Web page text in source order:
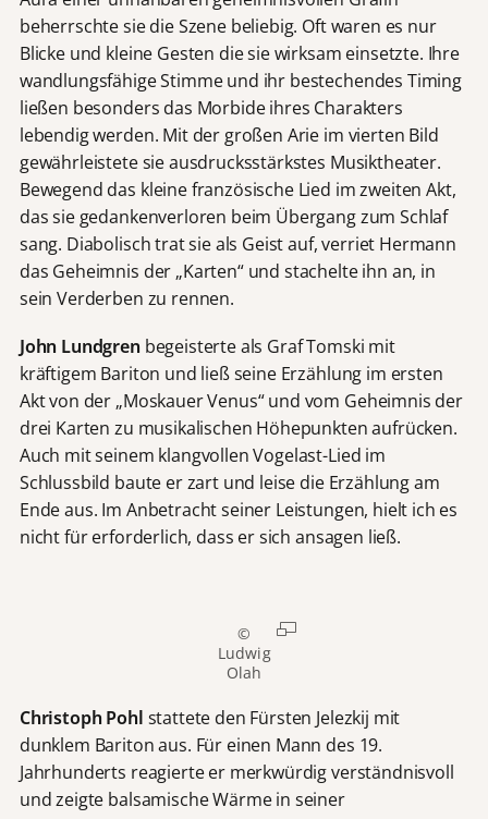
beherrschte sie die Szene beliebig. Oft waren es nur
Blicke und kleine Gesten die sie wirksam einsetzte. Ihre
wandlungsfähige Stimme und ihr bestechendes Timing
ließen besonders das Morbide ihres Charakters
lebendig werden. Mit der großen Arie im vierten Bild
gewährleistete sie ausdrucksstärkstes Musiktheater.
Bewegend das kleine französische Lied im zweiten Akt,
das sie gedankenverloren beim Übergang zum Schlaf
sang. Diabolisch trat sie als Geist auf, verriet Hermann
das Geheimnis der „Karten“ und stachelte ihn an, in
sein Verderben zu rennen.
John Lundgrenbegeisterte als Graf Tomski mit
kräftigem Bariton und ließ seine Erzählung im ersten
Akt von der „Moskauer Venus“ und vom Geheimnis der
drei Karten zu musikalischen Höhepunkten aufrücken.
Auch mit seinem klangvollen Vogelast-Lied im
Schlussbild baute er zart und leise die Erzählung am
Ende aus. Im Anbetracht seiner Leistungen, hielt ich es
nicht für erforderlich, dass er sich ansagen ließ.
©
Ludwig
Olah
Christoph Pohl stattete den Fürsten Jelezkij mit
dunklem Bariton aus. Für einen Mann des 19.
Jahrhunderts reagierte er merkwürdig verständnisvoll
und zeigte balsamische Wärme in seiner